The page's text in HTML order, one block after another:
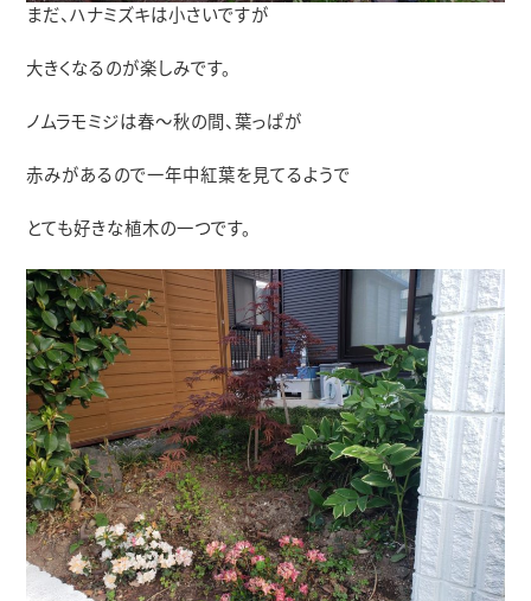
まだ、ハナミズキは小さいですが
大きくなるのが楽しみです。
ノムラモミジは春～秋の間、葉っぱが
赤みがあるので一年中紅葉を見てるようで
とても好きな植木の一つです。